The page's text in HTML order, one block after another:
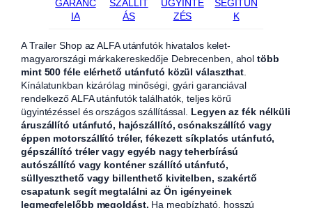
GARANC
IA
SZÁLLÍT
ÁS
ÜGYINTÉ
ZÉS
SEGÍTÜN
K
A Trailer Shop az ALFA utánfutók hivatalos kelet-
magyarországi márkakereskedője Debrecenben, aholtöbb
mint 500 féle elérhető utánfutó közül választhat
Kínálatunkban kizárólag minőségi, gyári garanciával
rendelkező ALFA utánfutók találhatók, teljes körű
ügyintézéssel és országos szállítással. Legyen az fék nélküli
áruszállító utánfutó, hajószállító, csónakszállító vagy
éppen motorszállító tréler, fékezett síkplatós utánfutó,
gépszállító tréler vagy egyéb nagy teherbírású
autószállító vagy konténer szállító utánfutó,
süllyeszthető vagy billenthető kivitelben, szakértő
csapatunk segít megtalálni az Ön igényeinek
legmegfelelőbb megoldást. Ha megbízható, hosszú